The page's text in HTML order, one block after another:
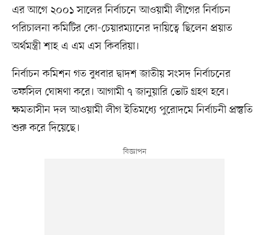
এর আগে ২০০১ সালের নির্বাচনে আওয়ামী লীগের নির্বাচন
পরিচালনা কমিটির কো-চেয়ারম্যানের দায়িত্বে ছিলেন প্রয়াত
অর্থমন্ত্রী শাহ এ এম এস কিবরিয়া।
নির্বাচন কমিশন গত বুধবার দ্বাদশ জাতীয় সংসদ নির্বাচনের
তফসিল ঘোষণা করে। আগামী ৭ জানুয়ারি ভোট গ্রহণ হবে।
ক্ষমতাসীন দল আওয়ামী লীগ ইতিমধ্যে পুরোদমে নির্বাচনী প্রস্তুতি
শুরু করে দিয়েছে।